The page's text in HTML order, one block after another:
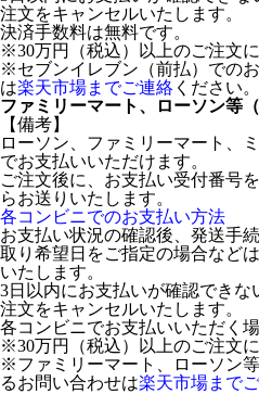
注文をキャンセルいたします。
決済手数料は無料です。
※30万円（税込）以上のご注文
※セブンイレブン（前払）での
は楽天市場までご連絡 ください。
ファミリーマート、ローソン等（
【備考】
ローソン、ファミリーマート、
でお支払いいただけます。
ご注文後に、お支払い受付番号
らお送りいたします。
各コンビニでのお支払い方法
お支払い状況の確認後、発送手
取り希望日をご指定の場合など
いたします。
3日以内にお支払いが確認でき
注文をキャンセルいたします。
各コンビニでお支払いいただく
※30万円（税込）以上のご注文
※ファミリーマート、ローソン
るお問い合わせは楽天市場まで